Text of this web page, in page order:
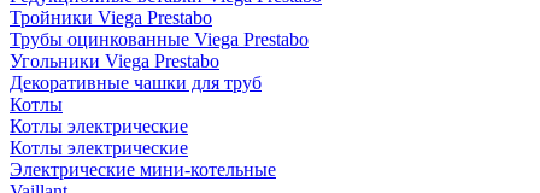
Тройники Viega Prestabo
Трубы оцинкованные Viega Prestabo
Угольники Viega Prestabo
Декоративные чашки для труб
Котлы
Котлы электрические
Котлы электрические
Электрические мини-котельные